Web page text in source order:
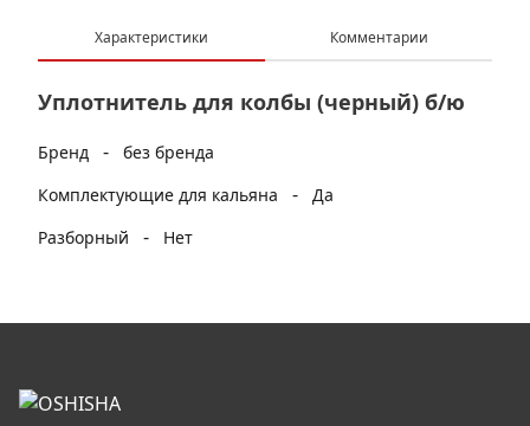
Характеристики Комментарии
Уплотнитель для колбы (черный) б/ю
Бренд - без бренда
Комплектующие для кальяна
- Да
Разборный
- Нет